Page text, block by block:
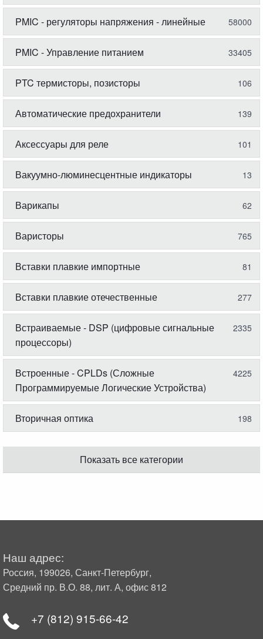
PMIC - регуляторы напряжения - линейные 58000
PMIC - Управление питанием 33405
PTC термисторы, позисторы 106
Автоматические предохранители 139
Аксессуары для реле 101
Вакуумно-люминесцентные индикаторы 13
Варикапы 62
Варисторы 765
Вставки плавкие импортные 81
Вставки плавкие отечественные 277
Встраиваемые - DSP (цифровые сигнальные
процессоры)
2335
Встроенные - CPLDs (Сложные
Программируемые Логические Устройства)
4225
Вторичная оптика 198
Показать все категории
Наш адрес:
Россия, 199026, Санкт-Петербург,
Средний пр. В.О. 88, лит. А, офис 812
+7 (812) 915-66-42